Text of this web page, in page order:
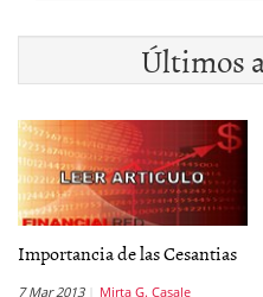
Últimos
Importancia de las Cesantias
7 Mar 2013 Mirta G. Casale